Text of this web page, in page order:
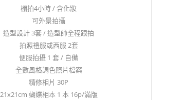
棚拍4小時 / 含化妝
可外景拍攝
造型設計 3套 / 造型師全程跟拍
拍照禮服或西服 2套
便服拍攝 1 套 / 自備
全數風格調色照片檔案
精修相片 30P
21x21cm 蝴蝶相本 1 本 16p/滿版